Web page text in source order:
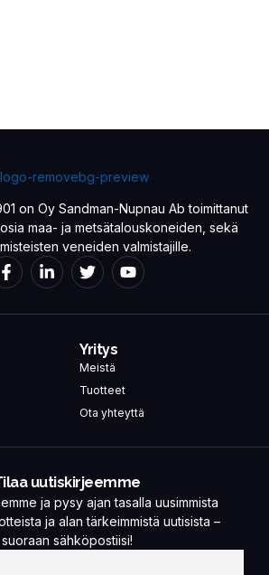
on Oy Sandman-Nupnau Ab toimittanut
maa- ja metsätalouskoneiden, sekä
veneiden valmistajille.
Yritys
Meistä
Tuotteet
Ota yhteyttä
uutiskirjeemme
ja pysy ajan tasalla uusimmista
ja alan tärkeimmistä uutisista –
suoraan sähköpostiisi!